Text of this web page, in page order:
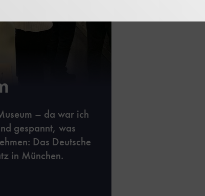
– da war ich
gespannt, was
Das Deutsche
in München.